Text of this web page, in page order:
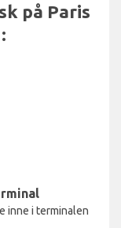
på Paris
inne i terminalen